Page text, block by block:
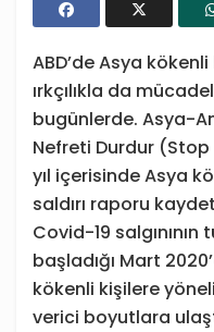
ABD’de Asya
ırkçılıkla da
bugünlerde. Asya-
Nefreti Durdur (Stop
yıl içerisinde Asya
saldırı raporu
Covid-19
başladığı Mart
kökenli kişilere
verici boyutlara